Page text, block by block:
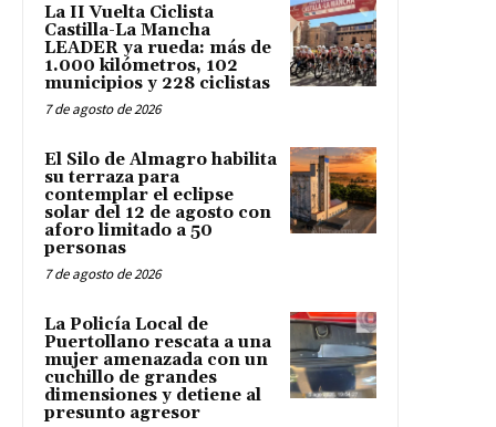
La II Vuelta Ciclista
Castilla-La Mancha
LEADER ya rueda: más de
1.000 kilómetros, 102
municipios y 228 ciclistas
7 de agosto de 2026
El Silo de Almagro habilita
su terraza para
contemplar el eclipse
solar del 12 de agosto con
aforo limitado a 50
personas
7 de agosto de 2026
La Policía Local de
Puertollano rescata a una
mujer amenazada con un
cuchillo de grandes
dimensiones y detiene al
presunto agresor